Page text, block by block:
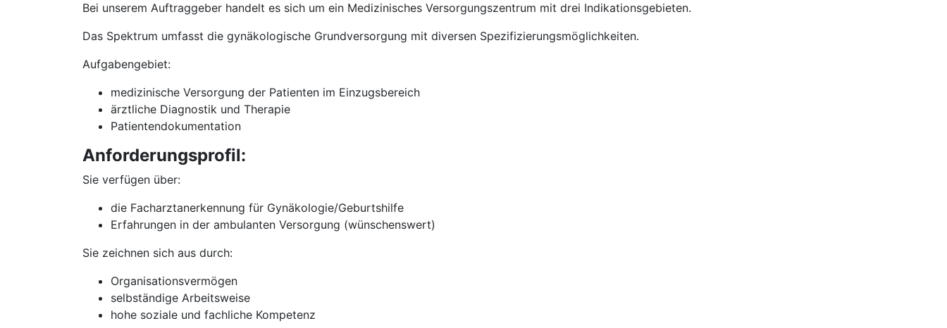
Bei unserem Auftraggeber handelt es sich um ein Medizinisches Versorgungszentrum mit drei Indikationsgebieten.
Das Spektrum umfasst die gynäkologische Grundversorgung mit diversen Spezifizierungsmöglichkeiten.
Aufgabengebiet:
medizinische Versorgung der Patienten im Einzugsbereich
ärztliche Diagnostik und Therapie
Patientendokumentation
Anforderungsprofil:
Sie verfügen über:
die Facharztanerkennung für Gynäkologie/Geburtshilfe
Erfahrungen in der ambulanten Versorgung (wünschenswert)
Sie zeichnen sich aus durch:
Organisationsvermögen
selbständige Arbeitsweise
hohe soziale und fachliche Kompetenz